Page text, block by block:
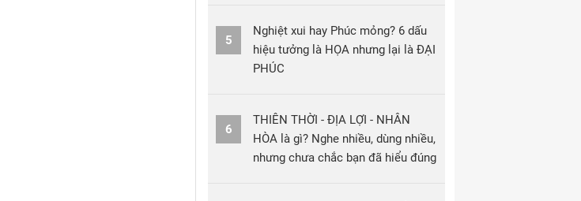
5
Nghiệt xui hay Phúc mỏng? 6 dấu
hiệu tưởng là HỌA nhưng lại là ĐẠI
PHÚC
6
THIÊN THỜI - ĐỊA LỢI - NHÂN
HÒA là gì? Nghe nhiều, dùng nhiều,
nhưng chưa chắc bạn đã hiểu đúng